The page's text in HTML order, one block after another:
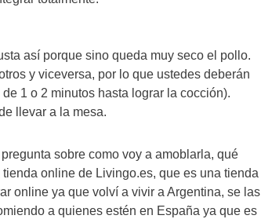
así porque sino queda muy seco el pollo.
y viceversa, por lo que ustedes deberán
1 o 2 minutos hasta lograr la cocción).
llevar a la mesa.
sobre como voy a amoblarla, qué
online de Livingo.es, que es una tienda
online ya que volví a vivir a Argentina, se las
a quienes estén en España ya que es